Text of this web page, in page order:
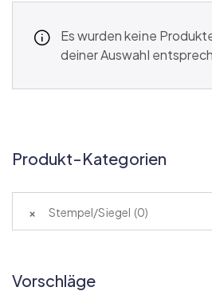
Produkt-Kategorien
× Stempel/Siegel (0)
Vorschläge
Es wurden keine
deiner Auswahl